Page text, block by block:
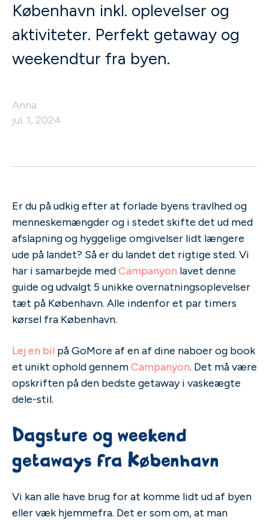
København inkl. oplevelser og
aktiviteter. Perfekt getaway og
weekendtur fra byen.
Anna
jul. 1, 2024
Er du på udkig efter at forlade byens travlhed og
menneskemængder og i stedet skifte det ud med
afslapning og hyggelige omgivelser lidt længere
ude på landet? Så er du landet det rigtige sted. Vi
har i samarbejde medCampanyon lavet denne
guide og udvalgt 5 unikke overnatningsoplevelser
tæt på København. Alle indenfor et par timers
kørsel fra København.
Lej en bil på GoMore af en af dine naboer og book
et unikt ophold gennemCampanyon. Det må være
opskriften på den bedste getaway i vaskeægte
dele-stil.
Dagsture og weekend
getaways fra København
Vi kan alle have brug for at komme lidt ud af byen
eller væk hjemmefra. Det er som om, at man